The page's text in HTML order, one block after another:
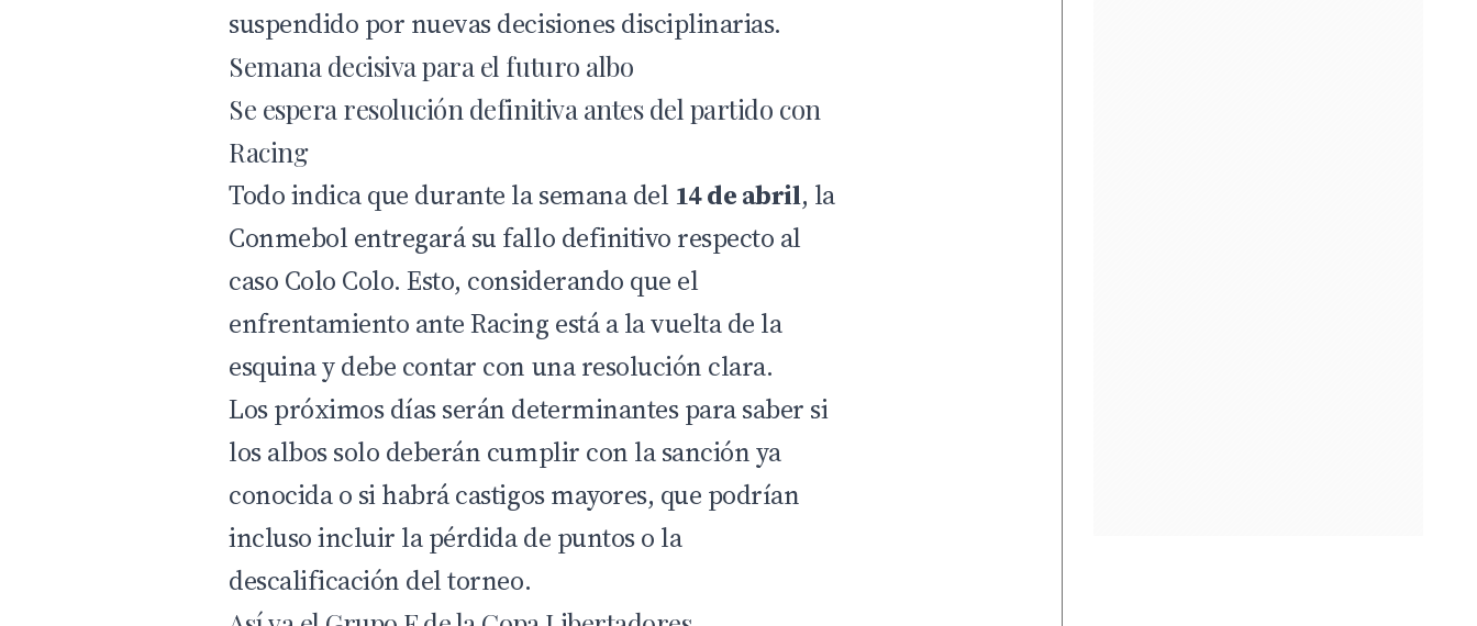
suspendido por nuevas decisiones disciplinarias.
Semana decisiva para el futuro albo
Se espera resolución definitiva antes del partido con
Racing
Todo indica que durante la semana del 14 de abril, la
Conmebol entregará su fallo definitivo respecto al
caso Colo Colo. Esto, considerando que el
enfrentamiento ante Racing está a la vuelta de la
esquina y debe contar con una resolución clara.
Los próximos días serán determinantes para saber si
los albos solo deberán cumplir con la sanción ya
conocida o si habrá castigos mayores, que podrían
incluso incluir la pérdida de puntos o la
descalificación del torneo.